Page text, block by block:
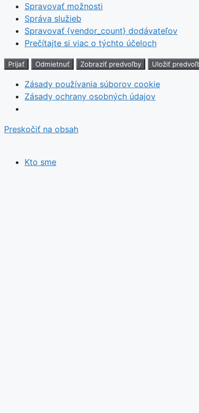
Spravovať možnosti
Správa služieb
Spravovať {vendor_count} dodávateľov
Prečítajte si viac o týchto účeloch
Prijať Odmietnuť Zobraziť predvoľby Uložiť
Zásady používania súborov cookie
Zásady ochrany osobných údajov
Preskočiť na obsah
Kto sme